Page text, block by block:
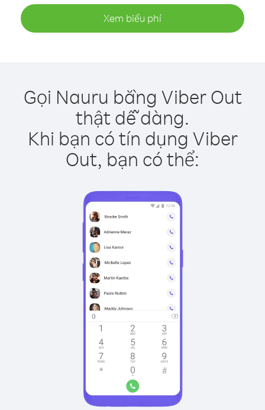
Xem biểu phí
Gọi Nauru bằng Viber Out
thật dễ dàng.
Khi bạn có tín dụng Viber
Out, bạn có thể: